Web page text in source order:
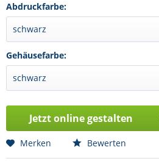
Abdruckfarbe:
Gehäusefarbe:
Jetzt online gestalten
Merken Bewerten